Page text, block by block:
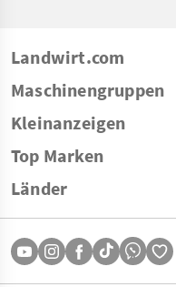
Landwirt.com
Maschinengruppen
Kleinanzeigen
Top Marken
Länder